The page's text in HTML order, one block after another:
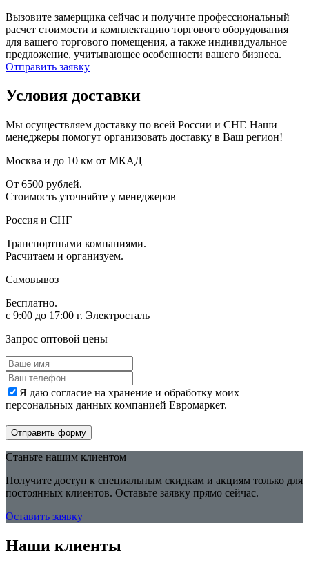
Вызовите замерщика сейчас и получите профессиональный
расчет стоимости и комплектацию торгового оборудования
для вашего торгового помещения, а также индивидуальное
предложение, учитывающее особенности вашего бизнеса.
Отправить заявку
Условия доставки
Мы осуществляем доставку по всей России и СНГ. Наши
менеджеры помогут организовать доставку в Ваш регион!
Москва и до 10 км от МКАД
От 6500 рублей.
Стоимость уточняйте у менеджеров
Россия и СНГ
Транспортными компаниями.
Расчитаем и организуем.
Самовывоз
Бесплатно.
с 9:00 до 17:00 г. Электросталь
Запрос оптовой цены
Я даю согласие на хранение и обработку моих
персональных данных компанией Евромаркет.
Отправить форму
Станьте нашим клиентом
Получите доступ к специальным скидкам и акциям только для
постоянных клиентов. Оставьте заявку прямо сейчас.
Оставить заявку
Наши клиенты